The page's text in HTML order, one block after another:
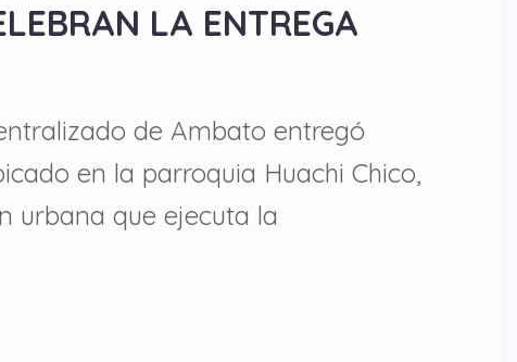
LA ENTREGA
de Ambato entregó
en la parroquia Huachi Chico,
urbana que ejecuta la